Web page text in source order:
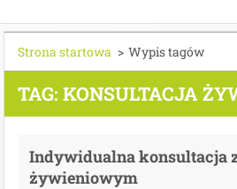
Strona startowa > Wypis tagów
TAG: KONSULTACJA
Indywidualna konsultacja
żywieniowym